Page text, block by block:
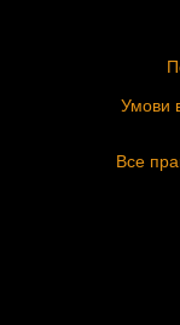
Умови
Все